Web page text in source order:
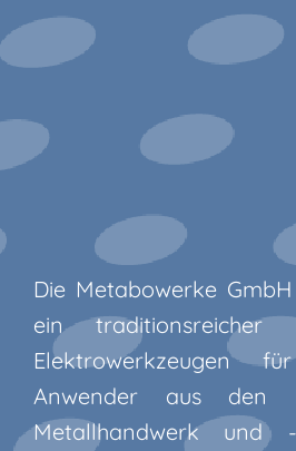
Die Metabowerke
ein traditionsreicher
Elektrowerkzeugen
Anwender aus den
Metallhandwerk und